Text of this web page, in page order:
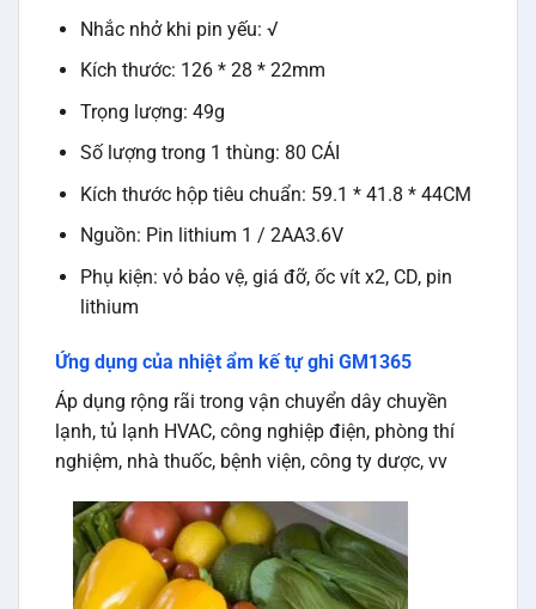
Nhắc nhở khi pin yếu: √
Kích thước: 126 * 28 * 22mm
Trọng lượng: 49g
Số lượng trong 1 thùng: 80 CÁI
Kích thước hộp tiêu chuẩn: 59.1 * 41.8 * 44CM
Nguồn: Pin lithium 1 / 2AA3.6V
Phụ kiện: vỏ bảo vệ, giá đỡ, ốc vít x2, CD, pin
lithium
Ứng dụng của nhiệt ẩm kế tự ghi GM1365
Áp dụng rộng rãi trong vận chuyển dây chuyền
lạnh, tủ lạnh HVAC, công nghiệp điện, phòng thí
nghiệm, nhà thuốc, bệnh viện, công ty dược, vv